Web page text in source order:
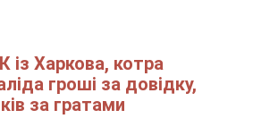
із Харкова, котра
гроші за довідку,
за гратами